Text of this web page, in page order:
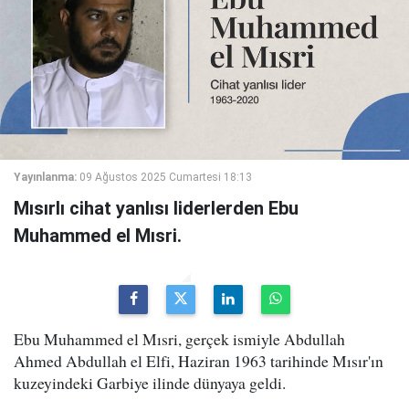
Yayınlanma: 09 Ağustos 2025 Cumartesi 18:13
Mısırlı cihat yanlısı liderlerden Ebu
Muhammed el Mısri.
Ebu Muhammed el Mısri, gerçek ismiyle Abdullah
Ahmed Abdullah el Elfi, Haziran 1963 tarihinde Mısır'ın
kuzeyindeki Garbiye ilinde dünyaya geldi.